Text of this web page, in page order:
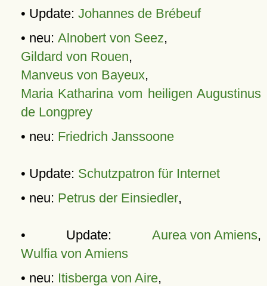
• Update: Johannes de Brébeuf
• neu: Alnobert von Seez,
Gildard von Rouen,
Manveus von Bayeux,
Maria Katharina vom heiligen Augustinus
de Longprey
• neu: Friedrich Janssoone
• Update: Schutzpatron für Internet
• neu: Petrus der Einsiedler,
• Update: Aurea von Amiens,
Wulfia von Amiens
• neu: Itisberga von Aire,